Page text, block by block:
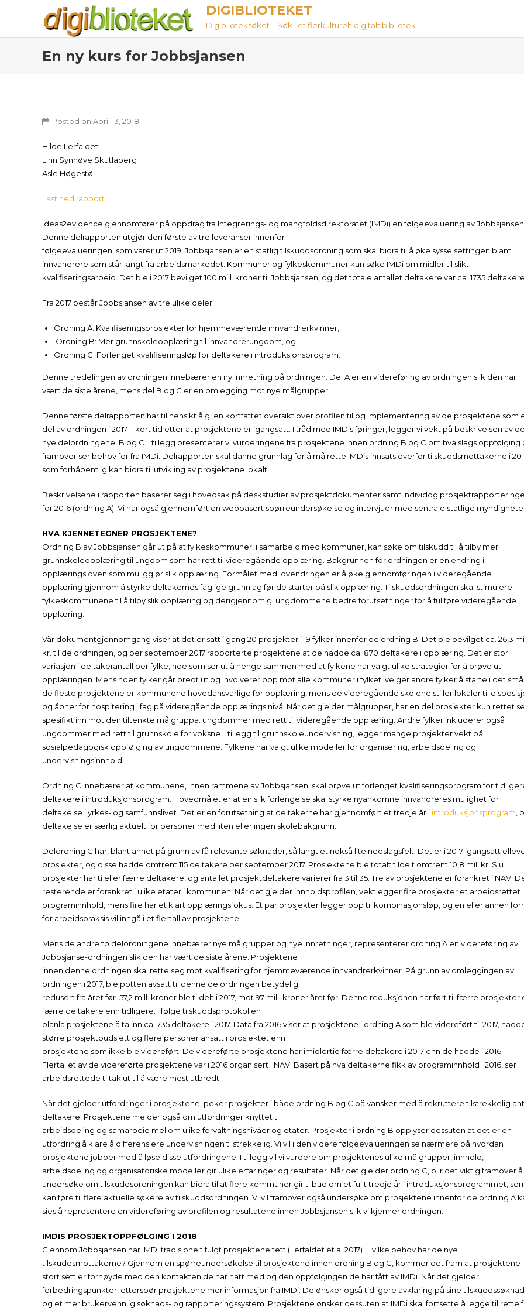
DIGIBLIOTEKET
Digiblioteksøket – Søk i et flerkulturelt digitalt bibliotek
En ny kurs for Jobbsjansen
Posted on April 13, 2018
Hilde Lerfaldet
Linn Synnøve Skutlaberg
Asle Høgestøl
Last ned rapport
Ideas2evidence gjennomfører på oppdrag fra Integrerings- og mangfoldsdirektoratet (IMDi) en følgeevaluering av Jobbsjansen.
Denne delrapporten utgjør den første av tre leveranser innenfor
følgeevalueringen, som varer ut 2019. Jobbsjansen er en statlig tilskuddsordning som skal bidra til å øke sysselsettingen blant
innvandrere som står langt fra arbeidsmarkedet. Kommuner og fylkeskommuner kan søke IMDi om midler til slikt
kvalifiseringsarbeid. Det ble i 2017 bevilget 100 mill. kroner til Jobbsjansen, og det totale antallet deltakere var ca. 1735 deltakere.
Fra 2017 består Jobbsjansen av tre ulike deler:
Ordning A: Kvalifiseringsprosjekter for hjemmeværende innvandrerkvinner,
Ordning B: Mer grunnskoleopplæring til innvandrerungdom, og
Ordning C: Forlenget kvalifiseringsløp for deltakere i introduksjonsprogram.
Denne tredelingen av ordningen innebærer en ny innretning på ordningen. Del A er en videreføring av ordningen slik den har
vært de siste årene, mens del B og C er en omlegging mot nye målgrupper.
Denne første delrapporten har til hensikt å gi en kortfattet oversikt over profilen til og implementering av de prosjektene som
del av ordningen i 2017 – kort tid etter at prosjektene er igangsatt. I tråd med IMDis føringer, legger vi vekt på beskrivelsen av de
nye delordningene; B og C. I tillegg presenterer vi vurderingene fra prosjektene innen ordning B og C om hva slags oppfølging
framover ser behov for fra IMDi. Delrapporten skal danne grunnlag for å målrette IMDis innsats overfor tilskuddsmottakerne i
som forhåpentlig kan bidra til utvikling av prosjektene lokalt.
Beskrivelsene i rapporten baserer seg i hovedsak på deskstudier av prosjektdokumenter samt individog
for 2016 (ordning A). Vi har også gjennomført en webbasert spørreundersøkelse og intervjuer med sentrale statlige
HVA KJENNETEGNER PROSJEKTENE?
Ordning B av Jobbsjansen går ut på at fylkeskommuner, i samarbeid med kommuner, kan søke om tilskudd til å tilby mer
grunnskoleopplæring til ungdom som har rett til videregående opplæring. Bakgrunnen for ordningen er en endring i
opplæringsloven som muliggjør slik opplæring. Formålet med lovendringen er å øke gjennomføringen i videregående
opplæring gjennom å styrke deltakernes faglige grunnlag før de starter på slik opplæring. Tilskuddsordningen skal stimulere
fylkeskommunene til å tilby slik opplæring og derigjennom gi ungdommene bedre forutsetninger for å fullføre videregående
opplæring.
Vår dokumentgjennomgang viser at det er satt i gang 20 prosjekter i 19 fylker innenfor delordning B. Det ble bevilget ca. 26,3
kr. til delordningen, og per september 2017 rapporterte prosjektene at de hadde ca. 870 deltakere i opplæring. Det er stor
variasjon i deltakerantall per fylke, noe som ser ut å henge sammen med at fylkene har valgt ulike strategier for å prøve ut
opplæringen. Mens noen fylker går bredt ut og involverer opp mot alle kommuner i fylket, velger andre fylker å starte i det
de fleste prosjektene er kommunene hovedansvarlige for opplæring, mens de videregående skolene stiller lokaler til
og åpner for hospitering i fag på videregående opplærings nivå. Når det gjelder målgrupper, har en del prosjekter kun rettet
spesifikt inn mot den tiltenkte målgruppa: ungdommer med rett til videregående opplæring. Andre fylker inkluderer også
ungdommer med rett til grunnskole for voksne. I tillegg til grunnskoleundervisning, legger mange prosjekter vekt på
sosialpedagogisk oppfølging av ungdommene. Fylkene har valgt ulike modeller for organisering, arbeidsdeling og
undervisningsinnhold.
Ordning C innebærer at kommunene, innen rammene av Jobbsjansen, skal prøve ut forlenget kvalifiseringsprogram for
deltakere i introduksjonsprogram. Hovedmålet er at en slik forlengelse skal styrke nyankomne innvandreres mulighet for
deltakelse i yrkes- og samfunnslivet. Det er en forutsetning at deltakerne har gjennomført et tredje år i introduksjonsprogram ,
deltakelse er særlig aktuelt for personer med liten eller ingen skolebakgrunn.
Delordning C har, blant annet på grunn av få relevante søknader, så langt et nokså lite nedslagsfelt. Det er i 2017 igangsatt
prosjekter, og disse hadde omtrent 115 deltakere per september 2017. Prosjektene ble totalt tildelt omtrent 10,8 mill.kr. Sju
prosjekter har ti eller færre deltakere, og antallet prosjektdeltakere varierer fra 3 til 35. Tre av prosjektene er forankret i NAV.
resterende er forankret i ulike etater i kommunen. Når det gjelder innholdsprofilen, vektlegger fire prosjekter et arbeidsrettet
programinnhold, mens fire har et klart opplæringsfokus. Et par prosjekter legger opp til kombinasjonsløp, og en eller annen
for arbeidspraksis vil inngå i et flertall av prosjektene.
Mens de andre to delordningene innebærer nye målgrupper og nye innretninger, representerer ordning A en videreføring av
Jobbsjanse-ordningen slik den har vært de siste årene. Prosjektene
innen denne ordningen skal rette seg mot kvalifisering for hjemmeværende innvandrerkvinner. På grunn av omleggingen av
ordningen i 2017, ble potten avsatt til denne delordningen betydelig
redusert fra året før. 57,2 mill. kroner ble tildelt i 2017, mot 97 mill. kroner året før. Denne reduksjonen har ført til færre prosjekter
færre deltakere enn tidligere. I følge tilskuddsprotokollen
planla prosjektene å ta inn ca. 735 deltakere i 2017. Data fra 2016 viser at prosjektene i ordning A som ble videreført til 2017,
større prosjektbudsjett og flere personer ansatt i prosjektet enn
prosjektene som ikke ble videreført. De videreførte prosjektene har imidlertid færre deltakere i 2017 enn de hadde i 2016.
Flertallet av de videreførte prosjektene var i 2016 organisert i NAV. Basert på hva deltakerne fikk av programinnhold i 2016, ser
arbeidsrettede tiltak ut til å være mest utbredt.
Når det gjelder utfordringer i prosjektene, peker prosjekter i både ordning B og C på vansker med å rekruttere tilstrekkelig
deltakere. Prosjektene melder også om utfordringer knyttet til
arbeidsdeling og samarbeid mellom ulike forvaltningsnivåer og etater. Prosjekter i ordning B opplyser dessuten at det er en
utfordring å klare å differensiere undervisningen tilstrekkelig. Vi vil i den videre følgeevalueringen se nærmere på hvordan
prosjektene jobber med å løse disse utfordringene. I tillegg vil vi vurdere om prosjektenes ulike målgrupper, innhold,
arbeidsdeling og organisatoriske modeller gir ulike erfaringer og resultater. Når det gjelder ordning C, blir det viktig framover å
undersøke om tilskuddsordningen kan bidra til at flere kommuner gir tilbud om et fullt tredje år i introduksjonsprogrammet,
kan føre til flere aktuelle søkere av tilskuddsordningen. Vi vil framover også undersøke om prosjektene innenfor delordning A
sies å representere en videreføring av profilen og resultatene innen Jobbsjansen slik vi kjenner ordningen.
IMDIS PROSJEKTOPPFØLGING I 2018
Gjennom Jobbsjansen har IMDi tradisjonelt fulgt prosjektene tett (Lerfaldet et.al.2017). Hvilke behov har de nye
tilskuddsmottakerne? Gjennom en spørreundersøkelse til prosjektene innen ordning B og C, kommer det fram at prosjektene
stort sett er fornøyde med den kontakten de har hatt med og den oppfølgingen de har fått av IMDi. Når det gjelder
forbedringspunkter, etterspør prosjektene mer informasjon fra IMDi. De ønsker også tidligere avklaring på sine
og et mer brukervennlig søknads- og rapporteringssystem. Prosjektene ønsker dessuten at IMDi skal fortsette å legge til rette